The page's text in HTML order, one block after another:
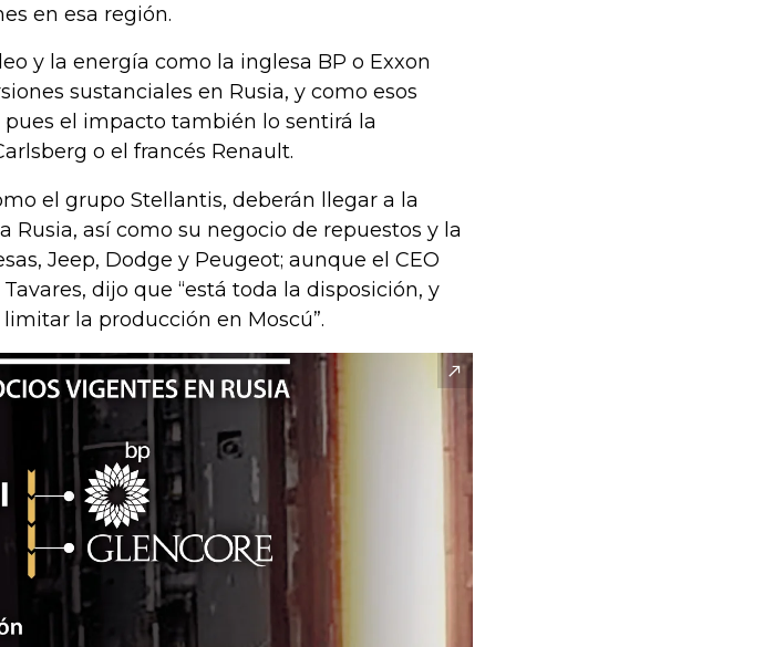
en esa región.
y la energía como la inglesa BP o Exxon
sustanciales en Rusia, y como esos
pues el impacto también lo sentirá la
o el francés Renault.
el grupo Stellantis, deberán llegar a la
Rusia, así como su negocio de repuestos y la
Jeep, Dodge y Peugeot; aunque el CEO
dijo que “está toda la disposición, y
la producción en Moscú”.